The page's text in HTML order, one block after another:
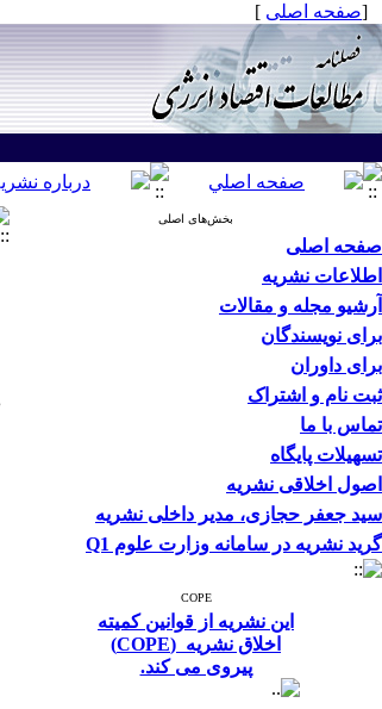
[صفحه اصلی ]
بخش‌های اصلی
صفحه اصلی
اطلاعات نشریه
آرشیو مجله و مقالات
برای نویسندگان
برای داوران
ثبت نام و اشتراک
تماس با ما
تسهیلات پایگاه
اصول اخلاقی نشریه
سید جعفر حجازی، مدیر داخلی نشریه
گرید نشریه در سامانه وزارت علوم Q1
COPE
این نشریه از قوانین کمیته
اخلاق نشریه (COPE)
پیروی می کند.